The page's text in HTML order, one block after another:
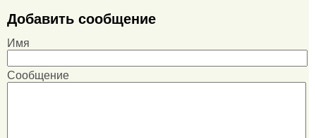
Добавить сообщение
Имя
Сообщение